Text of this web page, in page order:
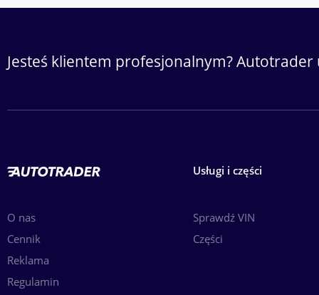
Jesteś klientem profesjonalnym?
O nas
Cennik
Reklama
Regulamin
Usługi i części
Sprawdź VIN
Części